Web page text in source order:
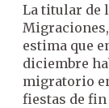
La titular de
estima que
diciembre
migratorio
fiestas de fin